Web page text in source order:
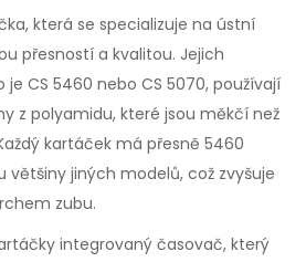
která se specializuje na ústní
přesností a kvalitou. Jejich
CS 5460 nebo CS 5070, používají
z polyamidu, které jsou měkčí než
kartáček má přesně 5460
jiných modelů, což zvyšuje
zubu.
integrovaný časovač, který